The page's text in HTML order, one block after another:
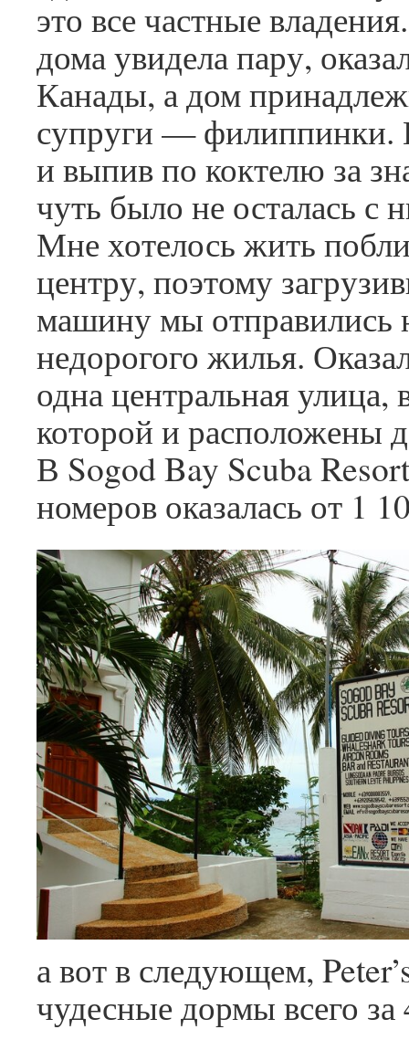
это все частные
дома увидела пару,
Канады, а дом
супруги —
и выпив по коктелю за
чуть было не осталась
Мне хотелось жить
центру, поэтому
машину мы отправились
недорогого жилья.
одна центральная улица,
которой и расположены
В Sogod Bay Scuba
номеров оказалась от 1
а вот в следующем,
чудесные дормы всего за